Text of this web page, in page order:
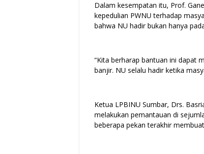
Dalam kesempatan itu, Prof.
kepedulian PWNU terhadap
bahwa NU hadir bukan hanya
“Kita berharap bantuan ini dapat
banjir. NU selalu hadir ketika
Ketua LPBINU Sumbar, Drs.
melakukan pemantauan di
beberapa pekan terakhir